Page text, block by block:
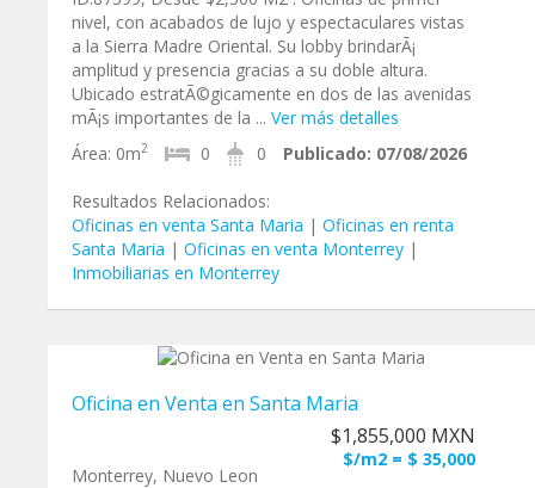
nivel, con acabados de lujo y espectaculares vistas
a la Sierra Madre Oriental. Su lobby brindarÃ¡
amplitud y presencia gracias a su doble altura.
Ubicado estratÃ©gicamente en dos de las avenidas
mÃ¡s importantes de la ... Ver más detalles
Área: 0m2 0 0 Publicado: 07/08/2026
Resultados Relacionados:
Oficinas en venta Santa Maria | Oficinas en renta
Santa Maria | Oficinas en venta Monterrey |
Inmobiliarias en Monterrey
Oficina en Venta en Santa Maria
$1,855,000 MXN
$/m2 = $ 35,000
Monterrey, Nuevo Leon